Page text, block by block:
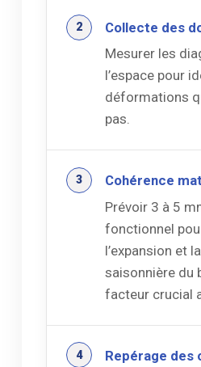
Collecte des
Mesurer les
l’espace pour
déformations
pas.
Cohérence
Prévoir 3 à 5
fonctionnel
l’expansion et
saisonnière du
facteur crucial
Repérage des